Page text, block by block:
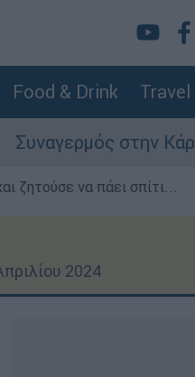
Food & Drink Travel
Κάρπαθο:
ζητούσε να πάει σπίτι...
2024